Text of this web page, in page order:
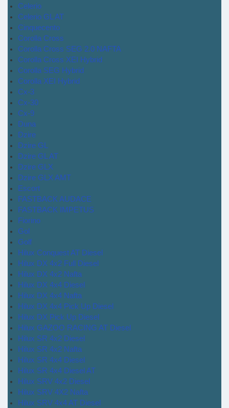
Celerio
Celerio GL AT
Cinquecento
Corolla Cross
Corolla Cross SEG 2.0 NAFTA
Corolla Cross XEI Hybrid
Corolla SEG Hybrid
Corolla XEI Hybrid
Cx-3
Cx-30
Cx-9
Duna
Dzire
Dzire GL
Dzire GL AT
Dzire GLX
Dzire GLX AMT
Escort
FASTBACK AUDACE
FASTBACK IMPETUS
Fiorino
Gol
Golf
Hilux Conquest AT Diesel
Hilux DX 4x2 Full Diesel
Hilux DX 4x2 Nafta
Hilux DX 4x4 Diesel
Hilux DX 4x4 Nafta
Hilux DX 4x4 Pick Up Diesel
Hilux DX Pick Up Diesel
Hilux GAZOO RACING AT Diesel
Hilux SR 4x2 Diesel
Hilux SR 4x2 Nafta
Hilux SR 4x4 Diesel
Hilux SR 4x4 Diesel AT
Hilux SRV 4x2 Diesel
Hilux SRV 4X2 Nafta
Hilux SRV 4x4 AT Diesel